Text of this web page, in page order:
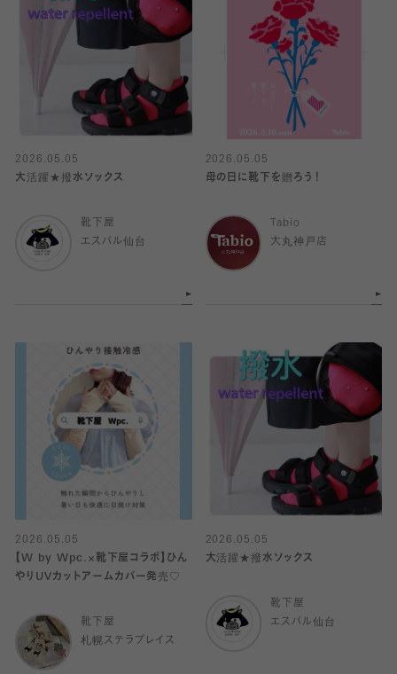
2026.05.05
大活躍★撥水ソックス
靴下屋
エスパル仙台
2026.05.05
母の日に靴下を贈ろう！
Tabio
大丸神戸店
2026.05.05
【W by Wpc.×靴下屋コラボ】ひん
やりUVカットアームカバー発売♡
靴下屋
札幌ステラプレイス
2026.05.05
大活躍★撥水ソックス
靴下屋
エスパル仙台